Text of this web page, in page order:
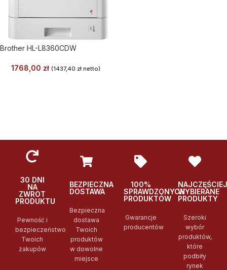
Brother HL-L8360CDW
1768,00 zł (1437,40 złnetto)
30 DNI
NA
ZWROT
PRODUKTU
Pewność i
bezpieczeństwo
Twoich
zakupów
BEZPIECZNA
DOSTAWA
Bezpieczna
dostawa
Twoich
produktów
w dowolne
miejsce
100%
SPRAWDZONYCH
PRODUKTÓW
Gwarancje
producentów
NAJCZĘŚCIEJ
WYBIERANE
PRODUKTY
Szeroki
wybór
produktów,
które
podbiły
rynek